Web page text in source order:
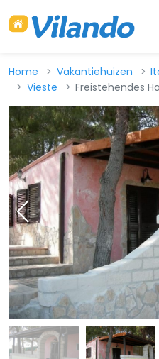
Home Vakantiehuizen
Vieste
Freistehendes